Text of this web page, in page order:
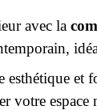
avec la
esthétique et
votre